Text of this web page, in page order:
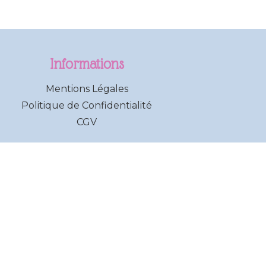
Informations
Mentions Légales
Politique de Confidentialité
CGV